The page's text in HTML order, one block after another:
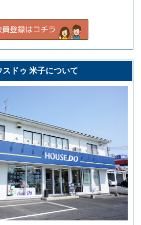
スドゥ 米子について